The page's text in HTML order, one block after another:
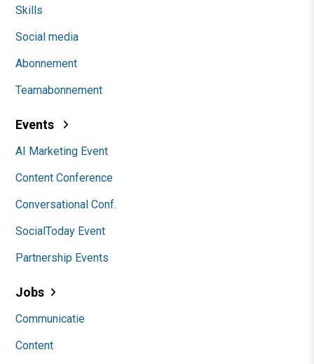
Skills
Social media
Abonnement
Teamabonnement
Events
AI Marketing Event
Content Conference
Conversational Conf.
SocialToday Event
Partnership Events
Jobs
Communicatie
Content